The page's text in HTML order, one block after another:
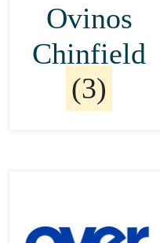
Ovinos
Chinfield
(3)